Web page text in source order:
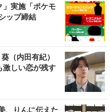
」実施「ポケモ
ップ締結
（内田有紀）
激しい恋が残す
、りんに伝えた